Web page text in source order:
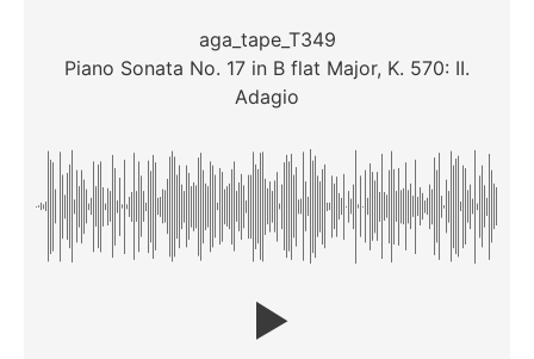
aga_tape_T349
Piano Sonata No. 17 in B flat Major, K. 570: II.
Adagio